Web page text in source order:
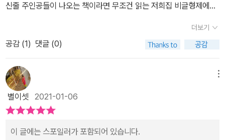
신줄 주인공들이 나오는 책이라면 무조건 읽는 저희집 비글형제에게
밖에 없었는데 이번에는 영어 회화 까지 가르쳐준다하니 진심으로 놓
지마 정신줄 작가님들에게 감사인사라도 전하고 싶었어요놓지 마 초
등 영단어 책을 통해서도 제가 가르쳐주지 않은 단어까지 아이들이
학습하게 되었거든요재미있다고 반복해서 읽다보니 자연스레 많은
단어들을 익히게 되더라고요거기다 학교에서도 배우고 집에서 저랑
푸는 교재에서도 반복적으로 학습을 하니 좀 수월하게 영단어를 공부
하게 된 것 같아요그래서 저는 놓지마 시리즈가 나오면 아이에게 무
조건 사주게 되더라고요저절로 공부가되니까요그래서 이번에도 영어
더보기
공감 (1) 댓글 (0)
별이셋 2021-01-06
이 글에는 스포일러가 포함되어 있습니다.